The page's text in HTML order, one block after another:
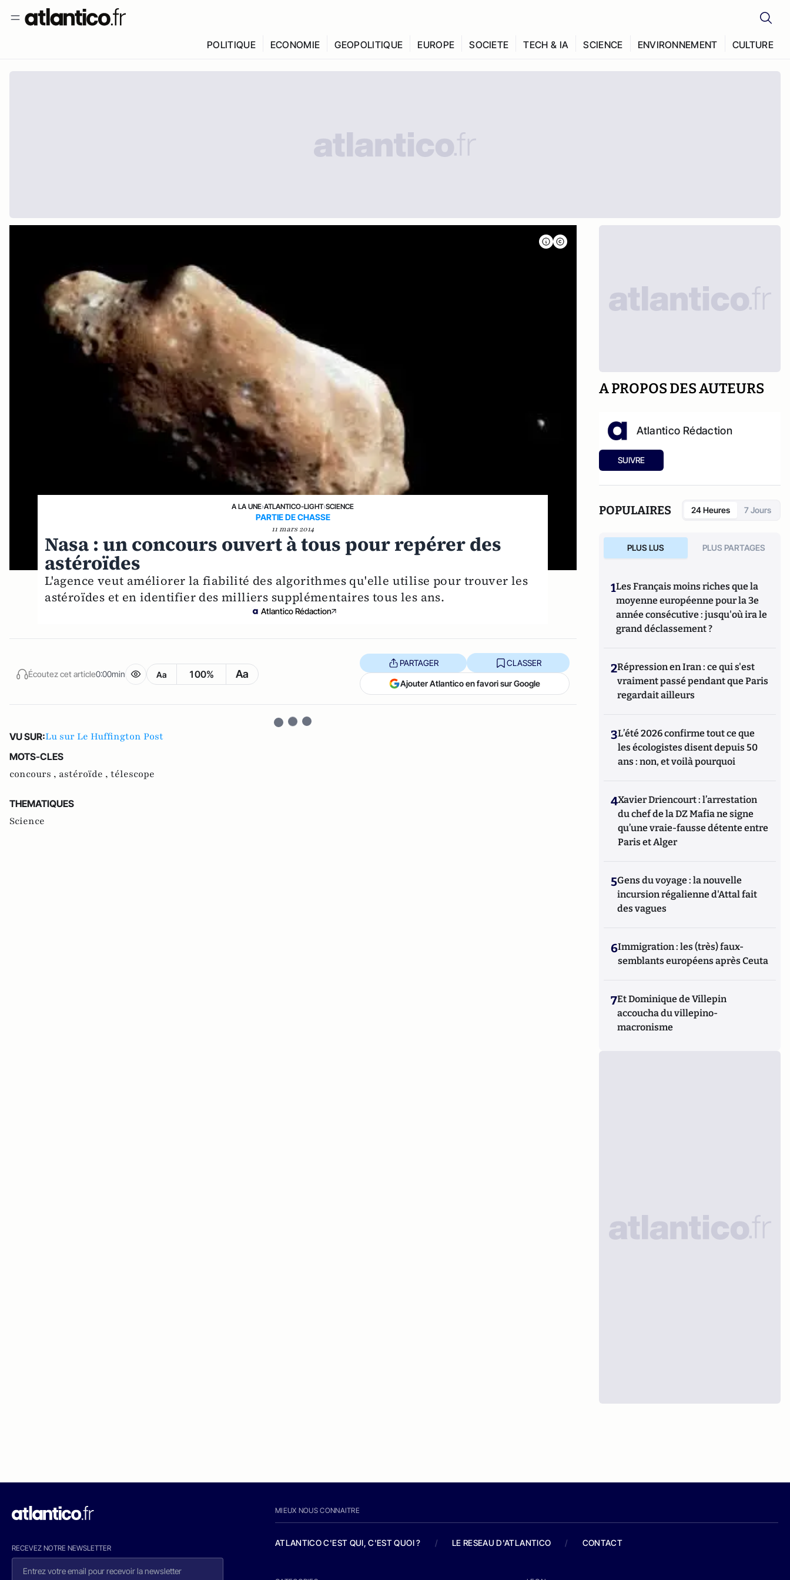
POLITIQUE ECONOMIE GEOPOLITIQUE EUROPE SOCIETE TECH & IA SCIENCE ENVIRONNEMENT CULTURE
A LA UNE›ATLANTICO-LIGHT›SCIENCE
PARTIE DE CHASSE
11 mars 2014
Nasa : un concours ouvert à tous pour repérer des
astéroïdes
L'agence veut améliorer la fiabilité des algorithmes qu'elle utilise pour trouver les
astéroïdes et en identifier des milliers supplémentaires tous les ans.
Atlantico Rédaction
Écoutez cet article0:00min Aa 100% Aa
PARTAGER CLASSER
Ajouter Atlantico en favori sur Google
VU SUR:Lu sur Le Huffington Post
MOTS-CLES
concours , astéroïde , télescope
THEMATIQUES
Science
A PROPOS DES AUTEURS
Atlantico Rédaction
SUIVRE
POPULAIRES 24 Heures 7 Jours
PLUS LUS PLUS PARTAGES
1Les Français moins riches que la
moyenne européenne pour la 3e
année consécutive : jusqu'où ira le
grand déclassement ?
2Répression en Iran : ce qui s'est
vraiment passé pendant que Paris
regardait ailleurs
3L’été 2026 confirme tout ce que
les écologistes disent depuis 50
ans : non, et voilà pourquoi
4Xavier Driencourt : l’arrestation
du chef de la DZ Mafia ne signe
qu’une vraie-fausse détente entre
Paris et Alger
5Gens du voyage : la nouvelle
incursion régalienne d'Attal fait
des vagues
6Immigration : les (très) faux-
semblants européens après Ceuta
7Et Dominique de Villepin
accoucha du villepino-
macronisme
RECEVEZ NOTRE NEWSLETTER
MIEUX NOUS CONNAITRE
ATLANTICO C'EST QUI, C'EST QUOI ? / LE RESEAU D'ATLANTICO / CONTACT